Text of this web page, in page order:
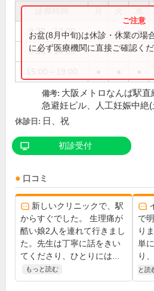
9:30～13:00 ● ● ●
9:30～14:00
お盆(8月中旬)は休診・休業の場
に必ず医療機関に直接ご確認くだ
備考: 大阪メトロなんば駅
急避妊ピル、人工妊娠中絶
休診日: 日、祝
初診受付
口コミ
新しいクリニックで、駅
からすぐでした。 生理痛が
酷い娘2人を連れて行きまし
た。先生は丁寧に話をきい
てくださり、ひとりには...
もっと読む
で
り
単
り
と読